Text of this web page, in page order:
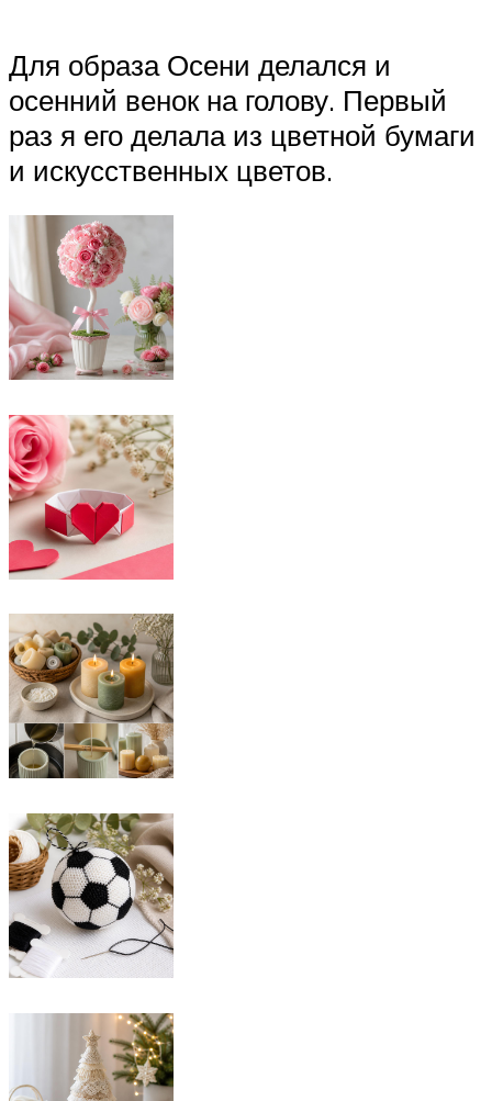
Для образа Осени делался и
осенний венок на голову. Первый
раз я его делала из цветной бумаги
и искусственных цветов.